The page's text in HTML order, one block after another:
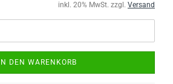
inkl. 20% MwSt. zzgl. Versand
IN DEN WARENKORB